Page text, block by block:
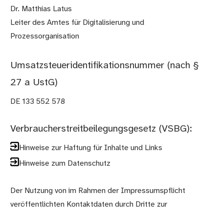
Dr. Matthias Latus
Leiter des Amtes für Digitalisierung und
Prozessorganisation
Umsatz­steuer­identifi­kations­nummer (nach §
27 a UstG)
DE 133 552 578
Verbraucher­streit­bei­legungs­gesetz (VSBG):
Hinweise zur Haftung für Inhalte und Links
Hinweise zum Datenschutz
Der Nutzung von im Rahmen der Impressumspflicht
veröffentlichten Kontaktdaten durch Dritte zur